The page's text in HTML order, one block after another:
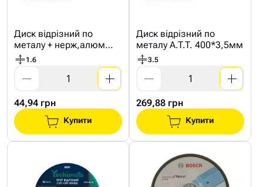
Диск відрізний по
металу + нерж,алюм
Klingspor 125*1,6мм
1.6
44,94 грн
Купити
Диск відрізний по
металу A.T.T. 400*3,5мм
3.5
269,88 грн
Купити